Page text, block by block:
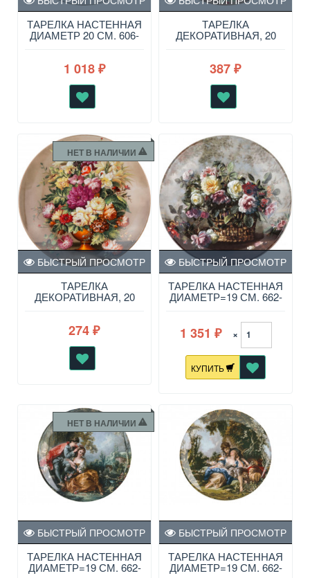
ТАРЕЛКА НАСТЕННАЯ
ДИАМЕТР 20 СМ. 606-
1 018 ₽
ТАРЕЛКА
ДЕКОРАТИВНАЯ, 20
387 ₽
НЕТ В НАЛИЧИИ
ТАРЕЛКА
ДЕКОРАТИВНАЯ, 20
БЫСТРЫЙ ПРОСМОТР
274 ₽
ТАРЕЛКА НАСТЕННАЯ
ДИАМЕТР=19 СМ. 662-
БЫСТРЫЙ ПРОСМОТР
1 351 ₽ ×
КУПИТЬ
НЕТ В НАЛИЧИИ
ТАРЕЛКА НАСТЕННАЯ
ДИАМЕТР=19 СМ. 662-
БЫСТРЫЙ ПРОСМОТР
ТАРЕЛКА НАСТЕННАЯ
ДИАМЕТР=19 СМ. 662-
БЫСТРЫЙ ПРОСМОТР